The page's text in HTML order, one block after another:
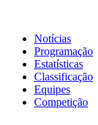
Notícias
Programação
Estatísticas
Classificação
Equipes
Competição